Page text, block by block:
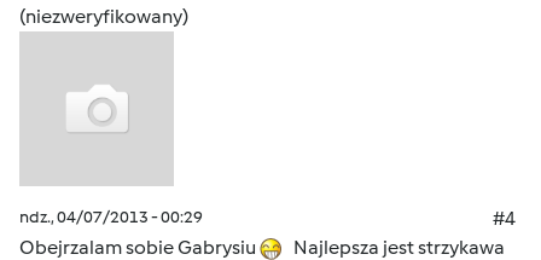
(niezweryfikowany)
ndz., 04/07/2013 - 00:29
#4
Obejrzalam sobie Gabrysiu
Najlepsza jest strzykawa